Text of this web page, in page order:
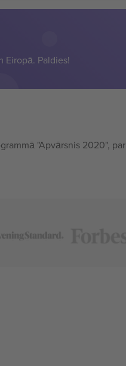
Eiropā. Paldies!
"Apvārsnis 2020", par